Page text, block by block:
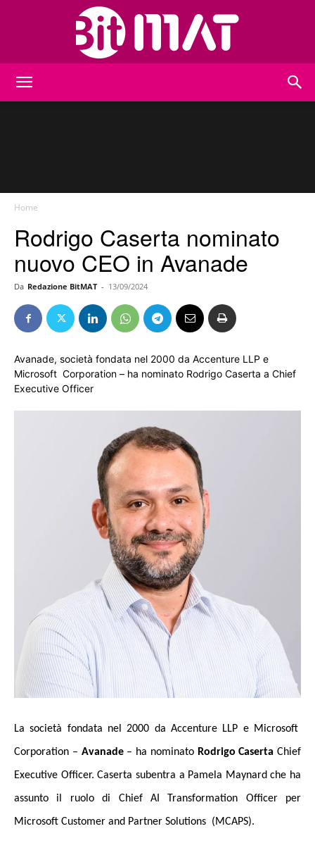
Home
Rodrigo Caserta nominato
nuovo CEO in Avanade
Da Redazione BitMAT - 13/09/2024
Avanade, società fondata nel 2000 da Accenture LLP e
Microsoft Corporation – ha nominato Rodrigo Caserta a Chief
Executive Officer
Lasocietà fondata nel 2000 da Accenture LLP e Microsoft
Corporation – Avanade– ha nominato Rodrigo Caserta Chief
Executive Officer. Caserta subentra a Pamela Maynard che ha
assunto il ruolo di Chief AI Transformation Officer per
Microsoft Customer and Partner Solutions (MCAPS).